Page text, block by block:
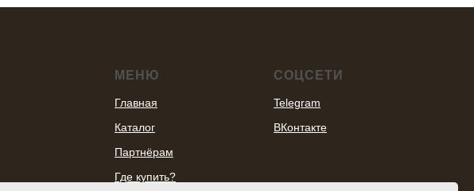
МЕНЮ
Главная
Каталог
Партнёрам
Где купить?
СОЦСЕТИ
Telegram
ВКонтакте